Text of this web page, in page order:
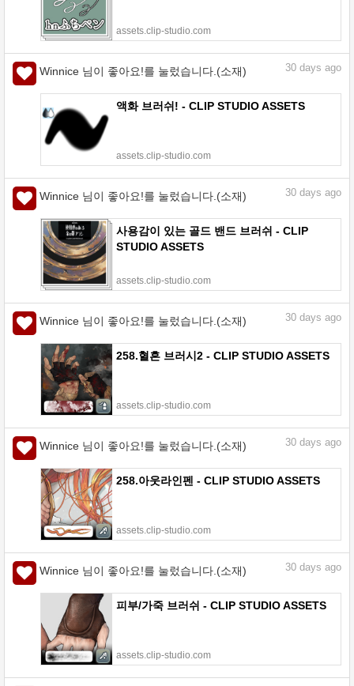
assets.clip-studio.com
Winnice 님이 좋아요!를 눌렀습니다.(소재) 30 days ago
액화 브러쉬! - CLIP STUDIO ASSETS
assets.clip-studio.com
Winnice 님이 좋아요!를 눌렀습니다.(소재) 30 days ago
사용감이 있는 골드 밴드 브러쉬 - CLIP
STUDIO ASSETS
assets.clip-studio.com
Winnice 님이 좋아요!를 눌렀습니다.(소재) 30 days ago
258.혈흔 브러시2 - CLIP STUDIO ASSETS
assets.clip-studio.com
Winnice 님이 좋아요!를 눌렀습니다.(소재) 30 days ago
258.아웃라인펜 - CLIP STUDIO ASSETS
assets.clip-studio.com
Winnice 님이 좋아요!를 눌렀습니다.(소재) 30 days ago
피부/가죽 브러쉬 - CLIP STUDIO ASSETS
assets.clip-studio.com